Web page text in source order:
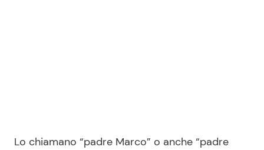
Pubblicità
Lo chiamano “padre Marco” o anche “padre